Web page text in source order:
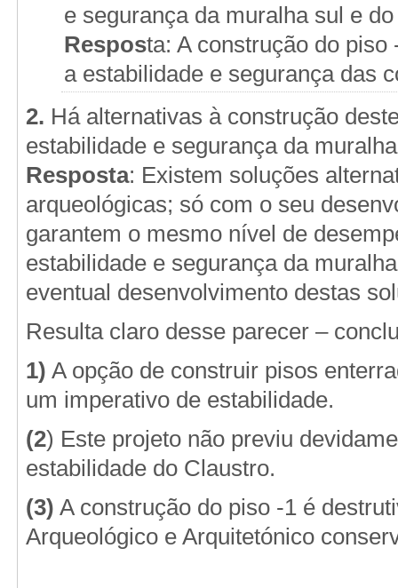
e segurança da muralha sul e
Resposta: A construção do
a estabilidade e segurança das
2. Há alternativas à construção
estabilidade e segurança da
Resposta: Existem soluções
arqueológicas; só com o seu
garantem o mesmo nível de
estabilidade e segurança da
eventual desenvolvimento destas
Resulta claro desse parecer –
1) A opção de construir pisos
um imperativo de estabilidade.
(2) Este projeto não previu
estabilidade do Claustro.
(3) A construção do piso -1 é
Arqueológico e Arquitetónico